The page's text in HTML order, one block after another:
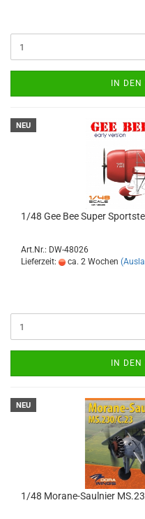
IN
NEU
1/48 Gee Bee Super
Art.Nr.: DW-48026
Lieferzeit:
ca. 2 Wochen
IN
NEU
1/48 Morane-Saulnier